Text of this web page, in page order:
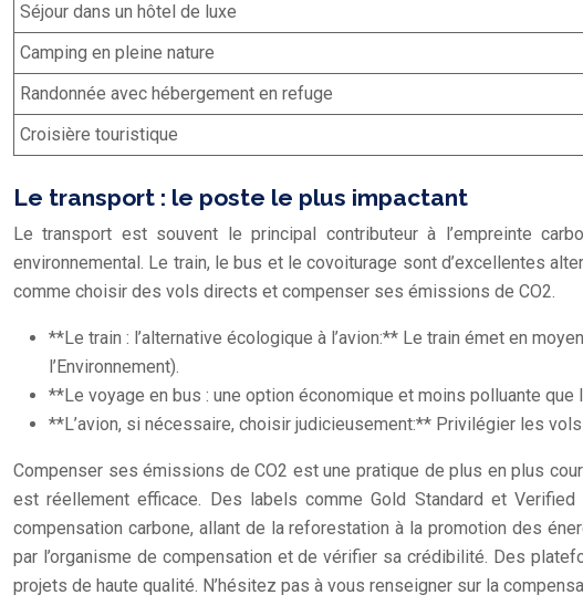
Séjour dans un hôtel de luxe
Camping en pleine nature
Randonnée avec hébergement en refuge
Croisière touristique
Le transport : le poste le plus impactant
Le transport est souvent le principal contributeur à l’empreinte
environnemental. Le train, le bus et le covoiturage sont d’excellentes
comme choisir des vols directs et compenser ses émissions de CO2.
**Le train : l’alternative écologique à l’avion:** Le train émet en
l’Environnement).
**Le voyage en bus : une option économique et moins polluante
**L’avion, si nécessaire, choisir judicieusement:** Privilégier les
Compenser ses émissions de CO2 est une pratique de plus en plus
est réellement efficace. Des labels comme Gold Standard et
compensation carbone, allant de la reforestation à la promotion des
par l’organisme de compensation et de vérifier sa crédibilité. Des
projets de haute qualité. N’hésitez pas à vous renseigner sur la